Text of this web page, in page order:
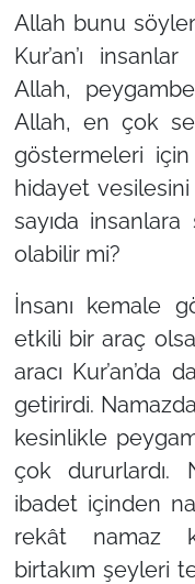
Allah bunu
Kur’an’ı
Allah,
Allah, en çok
göstermeleri
hidayet vesilesini
sayıda
olabilir mi?
İnsanı kemale
etkili bir araç
aracı
getirirdi.
kesinlikle
çok dururlardı.
ibadet içinden
rekât namaz
birtakım şeyleri